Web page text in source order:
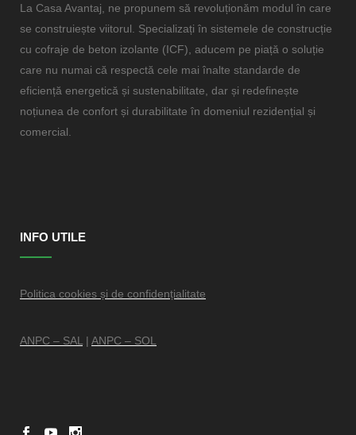
La Casa Avantaj, ne propunem să revoluționăm modul în care
se construiește viitorul. Specializați în sistemele de construcție
cu cofraje de beton izolante (ICF), aducem pe piață o soluție
care nu numai că respectă cele mai înalte standarde de
eficiență energetică și sustenabilitate, dar și redefinește
noțiunea de confort și durabilitate în domeniul rezidențial și
comercial.
INFO UTILE
Politica cookies și de confidențialitate
ANPC – SAL | ANPC – SOL